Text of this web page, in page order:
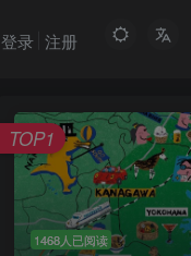
登录 注册
1468人已阅读
TOP1